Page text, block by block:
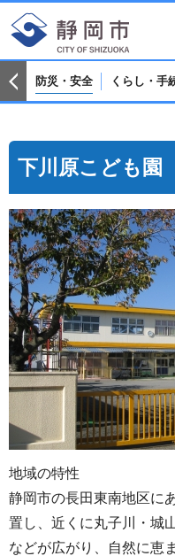
防災・安全 くらし・手
下川原こども園
地域の特性
静岡市の長田東南地区に
置し、近くに丸子川・城
などが広がり、自然に恵